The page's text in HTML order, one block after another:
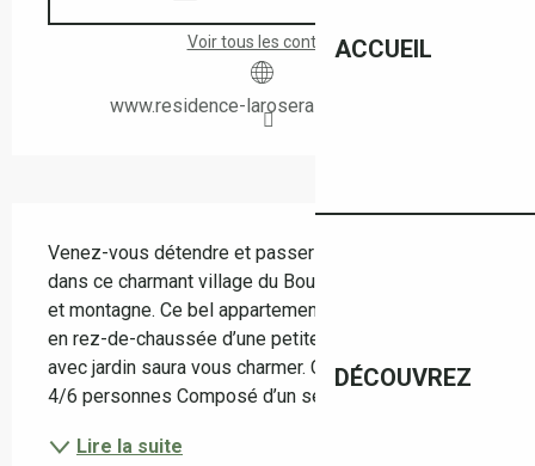
ACCUEIL
DÉCOUVREZ
Voir tous les contacts
www.residence-laroseraie-leboulou.fr
Venez-vous détendre et passer un agréable séjour
dans ce charmant village du Boulou, situé entre mer
et montagne. Ce bel appartement lumineux de 50m2
en rez-de-chaussée d’une petite résidence calme
avec jardin saura vous charmer. Capacité d’accueil :
4/6 personnes Composé d’un séjour avec canapé...
Lire la suite